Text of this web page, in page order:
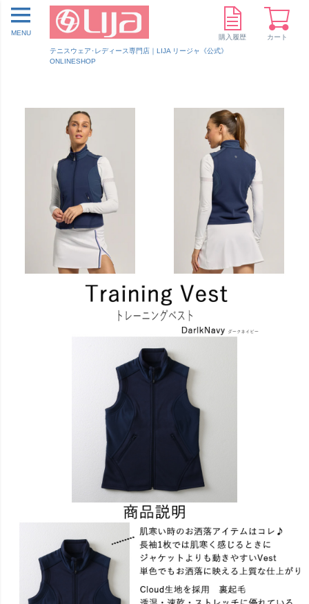
テニスウェア･レディース専門店｜LIJA リージャ《公式》
ONLINESHOP
MENU
購入履歴 カート